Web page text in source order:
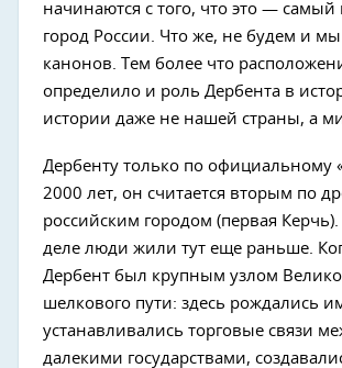
начинаются с того, что это —
город России. Что же, не будем и мы
канонов. Тем более что
определило и роль Дербента в
истории даже не нашей страны, а
Дербенту только по официальному
2000 лет, он считается вторым по
российским городом (первая
деле люди жили тут еще раньше.
Дербент был крупным узлом
шелкового пути: здесь рождались
устанавливались торговые связи
далекими государствами,